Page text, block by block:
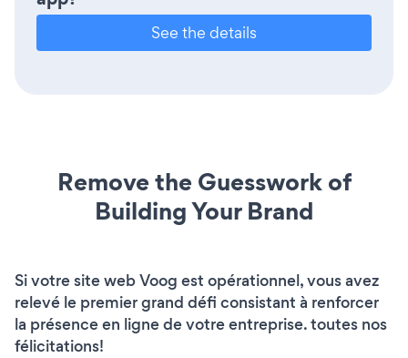
See the details
Remove the Guesswork of
Building Your Brand
Si votre site web Voog est opérationnel, vous avez
relevé le premier grand défi consistant à renforcer
la présence en ligne de votre entreprise. toutes nos
félicitations!